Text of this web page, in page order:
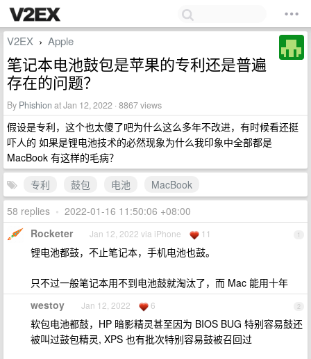
V2EX › Apple
笔记本电池鼓包是苹果的专利还是普遍
存在的问题？
By Phishion at Jan 12, 2022 · 8867 views
假设是专利，这个也太傻了吧为什么这么多年不改进，有时候看还挺
吓人的 如果是锂电池技术的必然现象为什么我印象中全部都是
MacBook 有这样的毛病？
专利
鼓包 电池
MacBook
58 replies • 2022-01-16 11:50:06 +08:00
1
Rocketer Jan 12, 2022 via iPhone 11
锂电池都鼓，不止笔记本，手机电池也鼓。
只不过一般笔记本用不到电池鼓就淘汰了，而 Mac 能用十年
2
westoy Jan 12, 2022 6
软包电池都鼓，HP 暗影精灵甚至因为 BIOS BUG 特别容易鼓还
被叫过鼓包精灵, XPS 也有批次特别容易鼓被召回过